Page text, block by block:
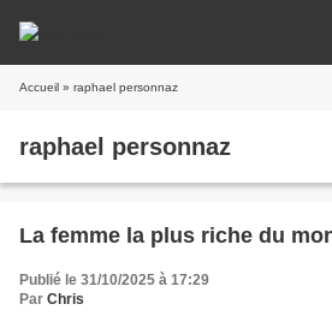
Accueil » raphael personnaz
raphael personnaz
La femme la plus riche du
Publié le 31/10/2025 à 17:29
Par Chris